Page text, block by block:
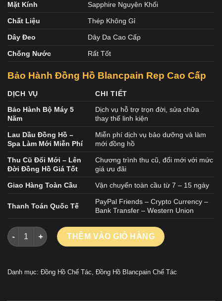
Mặt Kính Sapphire Nguyên Khối
Chất Liệu Thép Không Gỉ
Dây Đeo Dây Da Cao Cấp
Chống Nước Rất Tốt
Bảo Hành Đồng Hồ Blancpain Rep Cao Cấp
DỊCH VỤ
CHI TIẾT
Bảo Hành Bộ Máy 5
Năm
Dịch vụ hỗ trợ trọn đời, sửa chữa
thay thế linh kiện
Lau Dầu Đồng Hồ –
Spa Làm Mới Miễn Phí
Miễn phí dịch vụ bảo dưỡng và làm
mới đồng hồ
Thu Cũ Đổi Mới – Lên
Đời Đồng Hồ Giá Tốt
Chương trình thu cũ, đổi mới với mức
giá ưu đãi
Giao Hàng Toàn Cầu Vận chuyển toàn cầu từ 7 – 15 ngày
Thanh Toán Quốc Tế
PayPal Friends – Crypto Currency –
Bank Transfer – Western Union
Đồng Hồ Blancpain Air Command AC02 Replica Cao Cấp Màu
THÊM VÀO GIỎ HÀNG
Danh mục: Đồng Hồ Chế Tác Đồng Hồ Blancpain Chế Tác